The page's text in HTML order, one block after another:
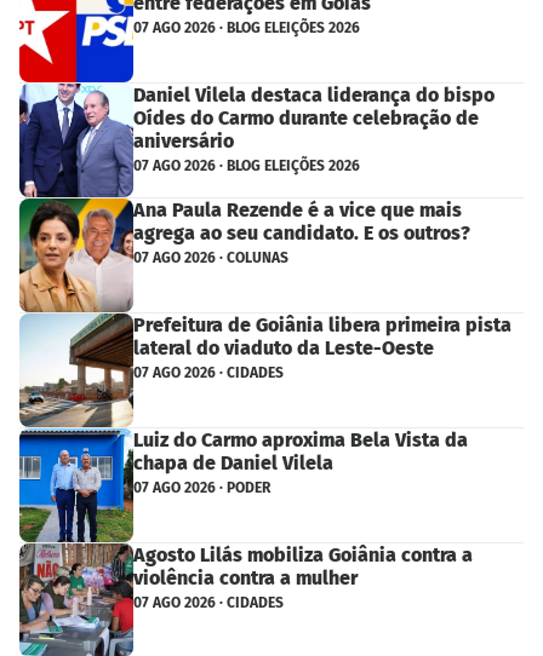
07 AGO 2026 · BLOG ELEIÇÕES 2026
Daniel Vilela destaca liderança do bispo
Oídes do Carmo durante celebração de
aniversário
07 AGO 2026 · BLOG ELEIÇÕES 2026
Ana Paula Rezende é a vice que mais
agrega ao seu candidato. E os outros?
07 AGO 2026 · COLUNAS
Prefeitura de Goiânia libera primeira pista
lateral do viaduto da Leste-Oeste
07 AGO 2026 · CIDADES
Luiz do Carmo aproxima Bela Vista da
chapa de Daniel Vilela
07 AGO 2026 · PODER
Agosto Lilás mobiliza Goiânia contra a
violência contra a mulher
07 AGO 2026 · CIDADES